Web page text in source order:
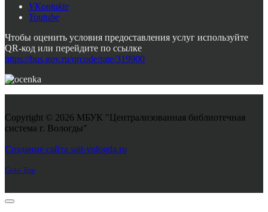
VKontakte
Youtube
Чтобы оценить условия предоставления услуг используйте
QR-код или перейдите по ссылке
https://bus.gov.ru/qrcode/rate/319900
Copyright © 2026 МБУК "Централизованная библиотечная
система г. Вологды"
Создание сайта sait-vologda.ru
Goto Top